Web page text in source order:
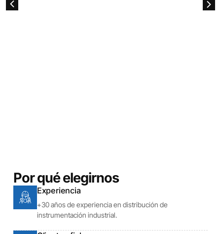
Por qué elegirnos
Experiencia
+30 años de experiencia en distribución de
instrumentación industrial.